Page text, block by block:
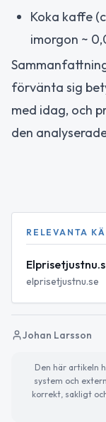
Koka kaffe
imorgon ~
förvänta sig
med idag, och
den
RELEVANTA
elprisetjustnu.se
Johan Larsson
Den här artikeln
system och
korrekt, sakligt